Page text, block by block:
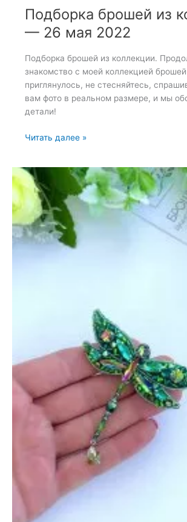
Подборка брошей из
— 26 мая 2022
Подборка брошей из коллекции.
знакомство с моей коллекцией
приглянулось, не стесняйтесь,
вам фото в реальном размере, и мы
детали!
Подборка
коллекции
—
мая
2022
Читать далее »